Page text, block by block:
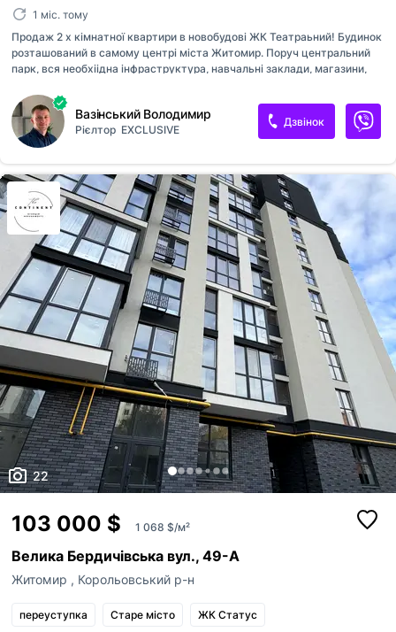
1 міс. тому
Продаж 2 х кімнатної квартири в новобудові ЖК Театраьний! Будинок
розташований в самому центрі міста Житомир. Поруч центральний
парк, вся необхіідна інфраструктура, навчальні заклади, магазини,
розташована на 7 поверсі, загальна площа складає 78 м2. Деталі за
номером телефону.Вазінський Володимир
Рієлтор EXCLUSIVE
Дзвінок
22
103 000 $ 1 068 $/м²
Велика Бердичівська вул., 49-А
Житомир , Корольовський р-н
переуступка Старе місто ЖК Статус